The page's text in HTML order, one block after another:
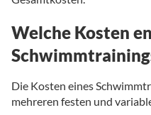
Welche Kosten
Die Kosten eines
mehreren festen und